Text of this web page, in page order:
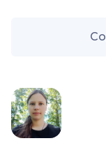
—Как понять,
—Можно ли
—Выкуп своих